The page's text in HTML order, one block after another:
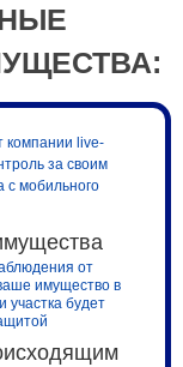
компании live-
за своим
с мобильного
от
имущество в
участка будет